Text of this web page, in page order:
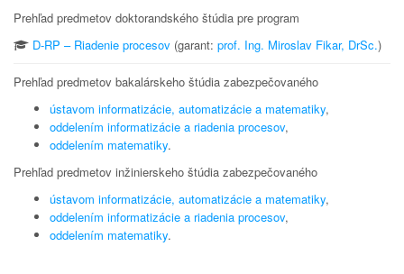
Prehľad predmetov doktorandského štúdia pre program
D-RP – Riadenie procesov (garant: prof. Ing. Miroslav Fikar, DrSc.)
Prehľad predmetov bakalárskeho štúdia zabezpečovaného
ústavom informatizácie, automatizácie a matematiky,
oddelením informatizácie a riadenia procesov,
oddelením matematiky.
Prehľad predmetov inžinierskeho štúdia zabezpečovaného
ústavom informatizácie, automatizácie a matematiky,
oddelením informatizácie a riadenia procesov,
oddelením matematiky.